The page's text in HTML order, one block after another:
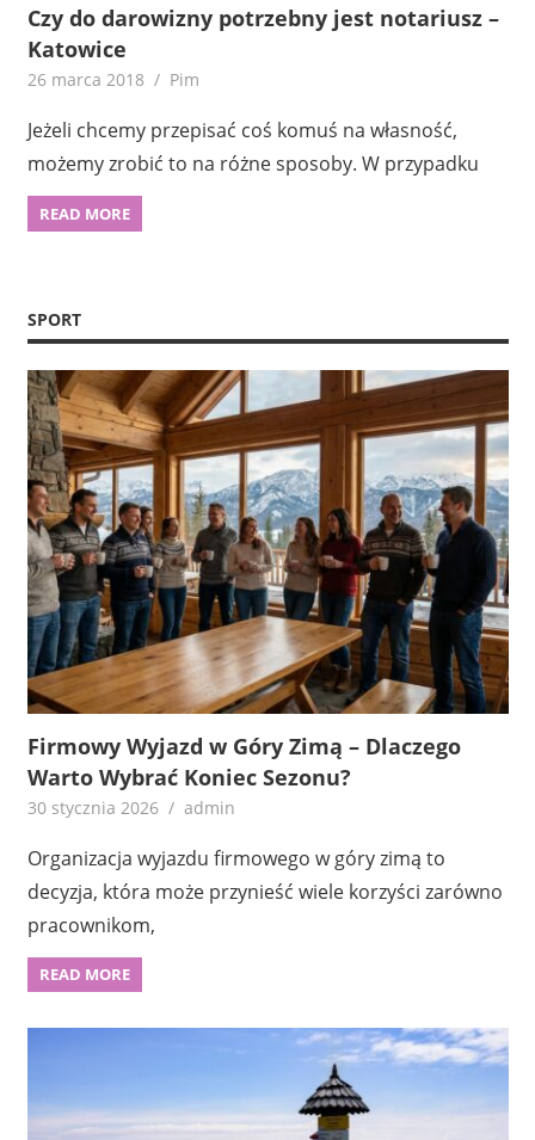
Czy do darowizny potrzebny jest notariusz –
Katowice
26 marca 2018 Pim
Jeżeli chcemy przepisać coś komuś na własność,
możemy zrobić to na różne sposoby. W przypadku
READ MORE
SPORT
Firmowy Wyjazd w Góry Zimą – Dlaczego
Warto Wybrać Koniec Sezonu?
30 stycznia 2026 admin
Organizacja wyjazdu firmowego w góry zimą to
decyzja, która może przynieść wiele korzyści zarówno
pracownikom,
READ MORE